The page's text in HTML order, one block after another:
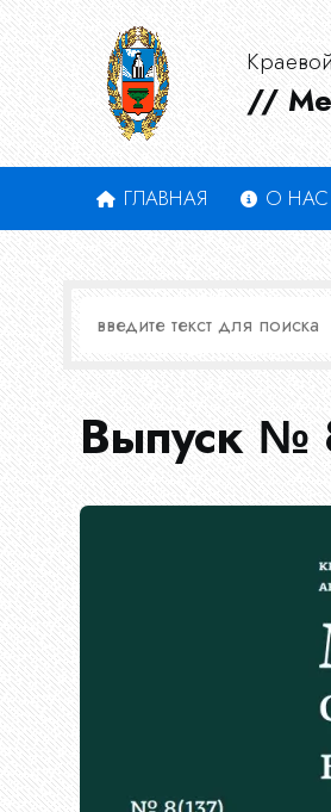
//
ГЛАВНАЯ О НАС
Главная
Выпуск №